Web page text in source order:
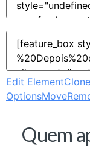
Edit Element
OptionsMove
Quem